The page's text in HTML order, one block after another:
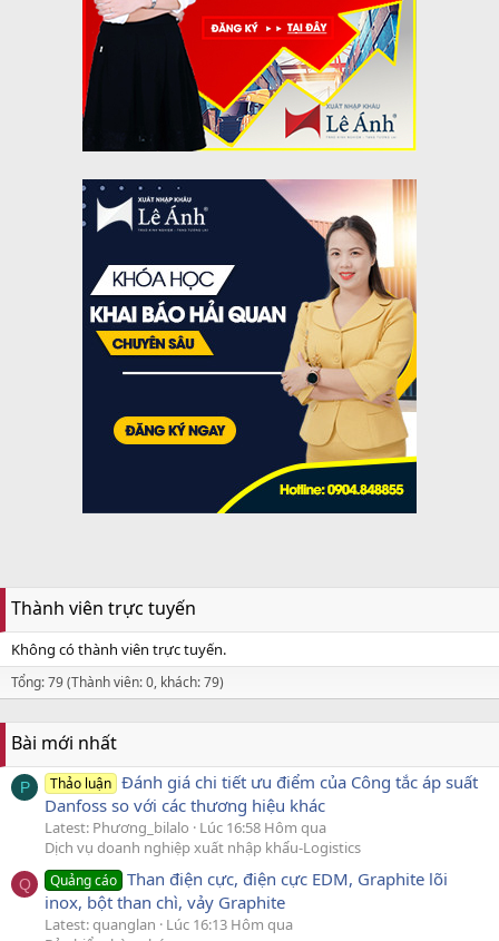
Thành viên trực tuyến
Không có thành viên trực tuyến.
Tổng: 79 (Thành viên: 0, khách: 79)
Bài mới nhất
P Thảo luận Đánh giá chi tiết ưu điểm của Công tắc áp suất
Danfoss so với các thương hiệu khác
Latest: Phương_bilalo
Lúc 16:58 Hôm qua
Dịch vụ doanh nghiệp xuất nhập khẩu-Logistics
Q Quảng cáo Than điện cực, điện cực EDM, Graphite lõi
inox, bột than chì, vảy Graphite
Latest: quanglan
Lúc 16:13 Hôm qua